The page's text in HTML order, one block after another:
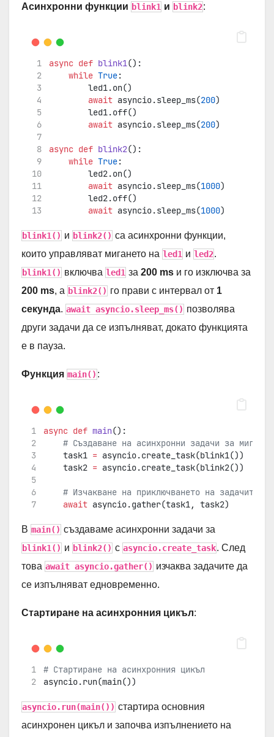
Асинхронни функции blink1 и blink2:
async def blink1():
while True:
        led1.on()
await asyncio.sleep_ms(200)
        led1.off()
await asyncio.sleep_ms(200)
async def blink2():
while True:
        led2.on()
await asyncio.sleep_ms(1000)
        led2.off()
await asyncio.sleep_ms(1000)
blink1() и blink2() са асинхронни функции,
които управляват мигането на led1 и led2.
blink1() включва led1 за 200 ms и го изключва за
200 ms, а blink2() го прави с интервал от 1
секунда. await asyncio.sleep_ms() позволява
други задачи да се изпълняват, докато функцията
е в пауза.
Функция main() :
async def main():
# Създаване на асинхронни задачи за мигане
    task1
= asyncio.create_task(blink1())
    task2
= asyncio.create_task(blink2())
# Изчакване на приключването на задачите
await asyncio.gather(task1, task2)
В main() създаваме асинхронни задачи за
blink1() и blink2() с asyncio.create_task. След
това await asyncio.gather() изчаква задачите да
се изпълняват едновременно.
Стартиране на асинхронния цикъл:
# Стартиране на асинхронния цикъл
asyncio.run(main())
asyncio.run(main()) стартира основния
асинхронен цикъл и започва изпълнението на